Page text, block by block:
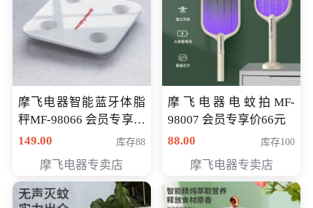
摩飞电器智能蓝牙体脂
秤MF-98066 会员专享价
98元
149.00 库存88
摩飞电器专卖店
摩飞电器电蚊拍MF-
98007 会员专享价66元
88.00
库存100
摩飞电器专卖店